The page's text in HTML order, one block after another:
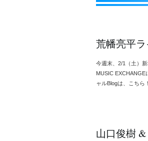
荒幡亮平ラ
今週末、2/1（土）
MUSIC
ャルBlogは、こちら！
山口俊樹